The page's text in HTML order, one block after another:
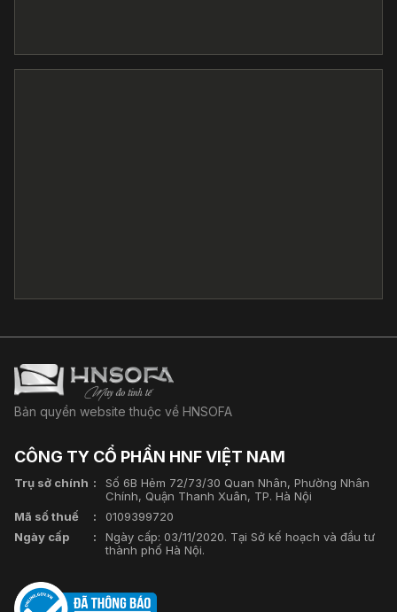
Bản quyền website thuộc về HNSOFA
CÔNG TY CỔ PHẦN HNF VIỆT NAM
Trụ sở chính
Số 6B Hẻm 72/73/30 Quan Nhân, Phường Nhân
Chính, Quận Thanh Xuân, TP. Hà Nội
Mã số thuế
0109399720
Ngày cấp
Ngày cấp: 03/11/2020. Tại Sở kế hoạch và đầu tư
thành phố Hà Nội.